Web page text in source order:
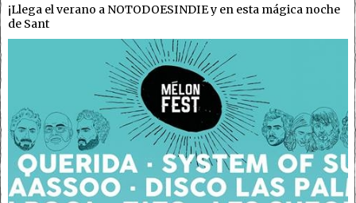
¡Llega el verano a NOTODOESINDIE y en esta mágica noche
de Sant